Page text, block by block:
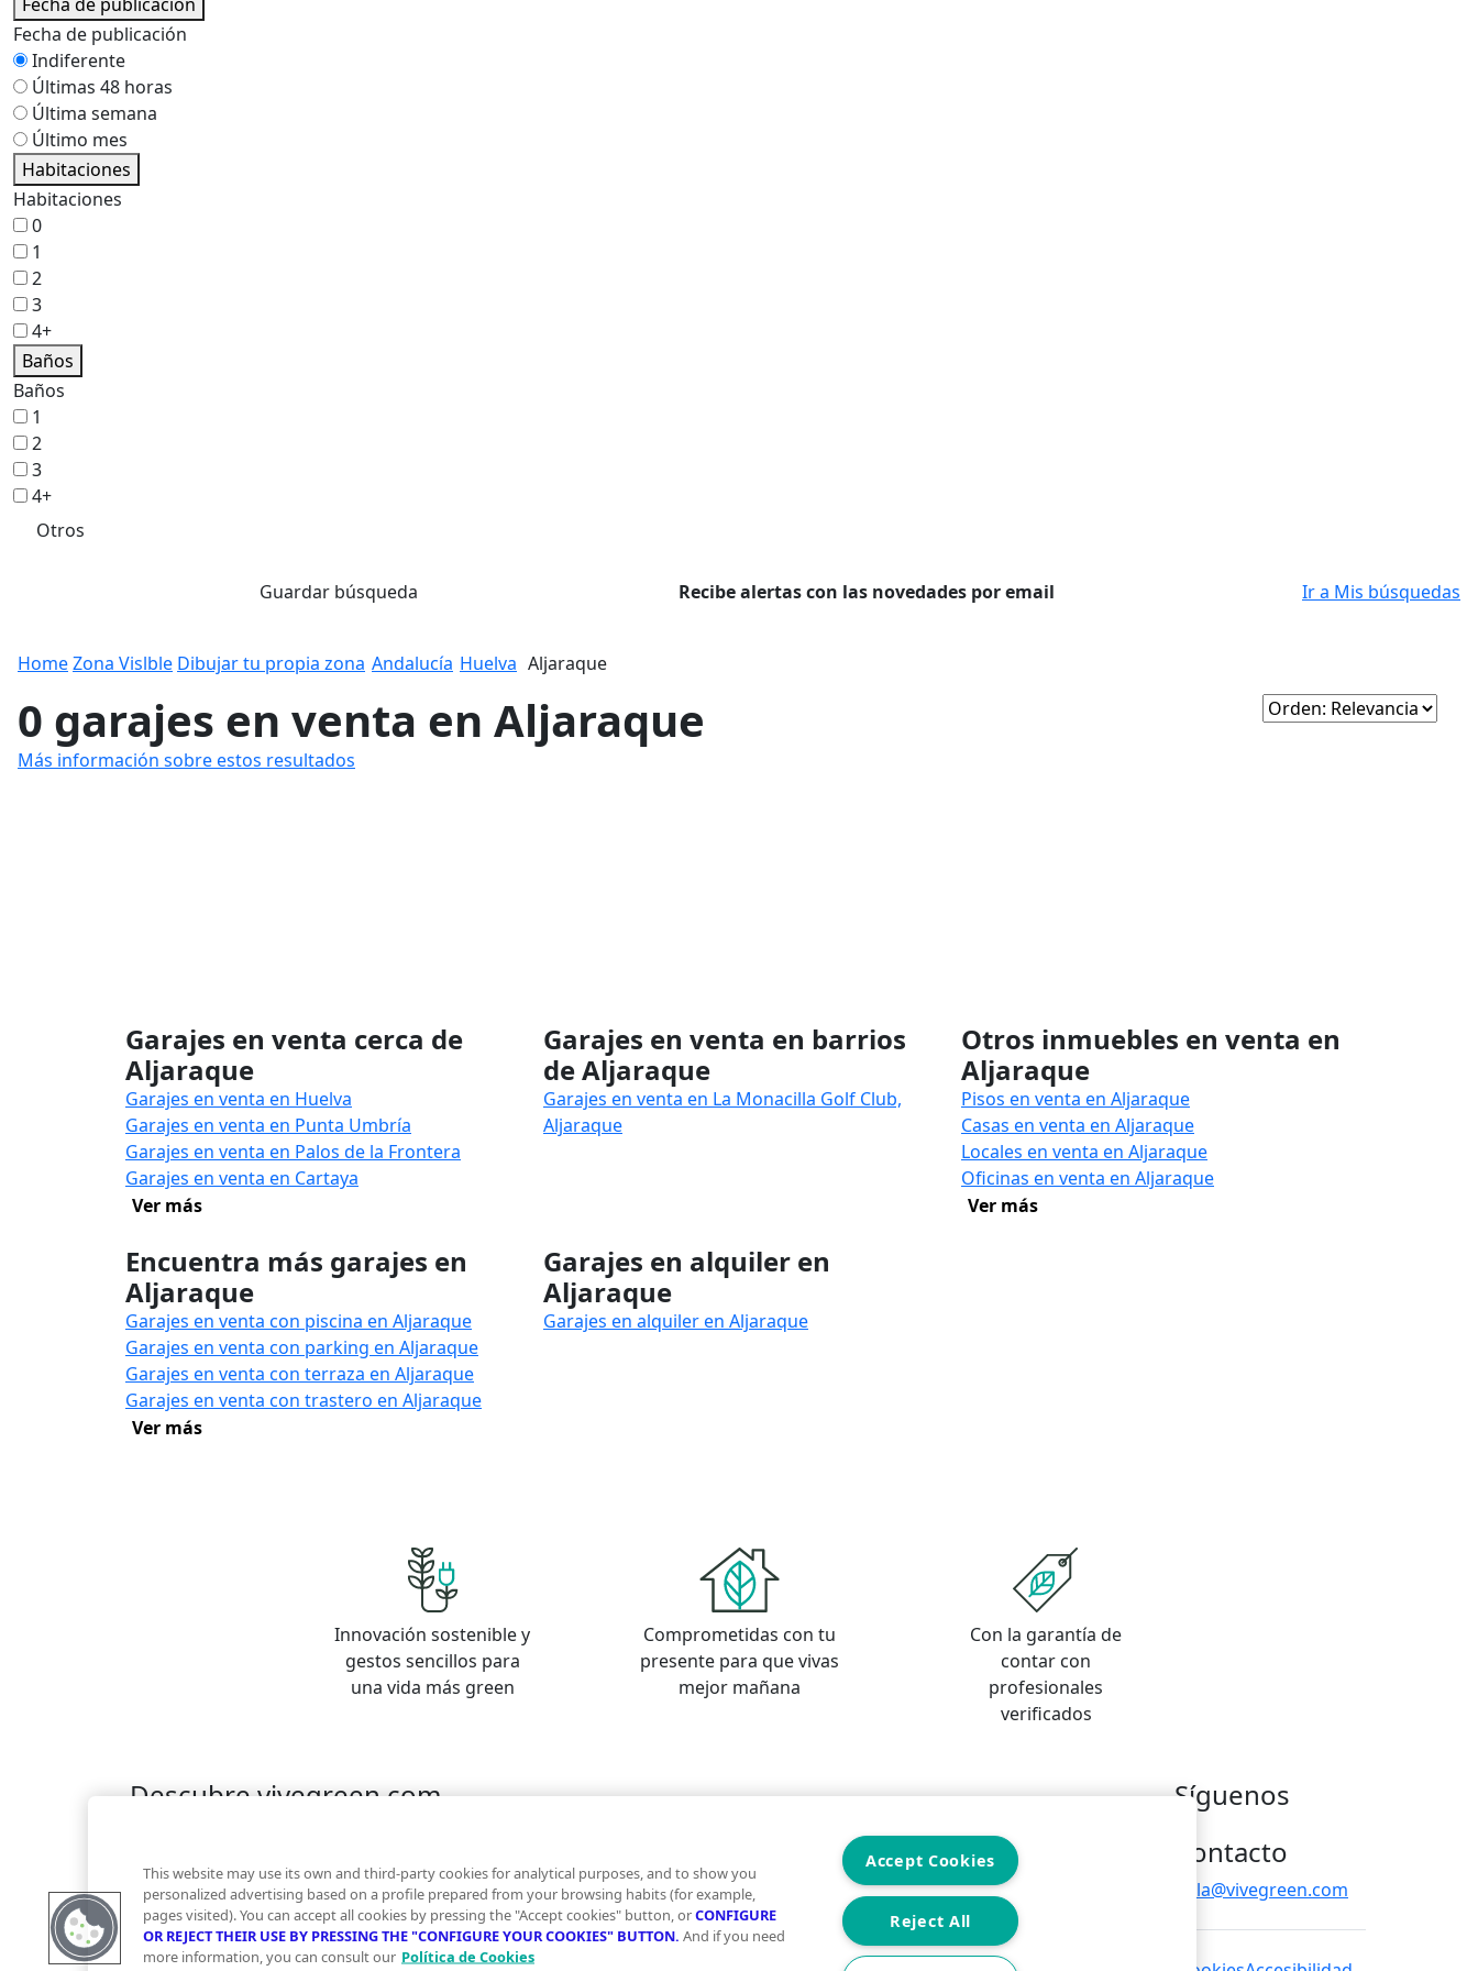
Fecha de publicación
Indiferente
Últimas 48 horas
Última semana
Último mes
Habitaciones
Habitaciones
0
1
2
3
4+
Baños
Baños
1
2
3
4+
Otros
Guardar búsqueda Recibe alertas con las novedades por email Ir a Mis búsquedas
HomeZona Vislble Dibujar tu propia zona Andalucía Huelva Aljaraque
0 garajes en venta en Aljaraque
Más información sobre estos resultados
Garajes en venta cerca de
Aljaraque
Garajes en venta en Huelva
Garajes en venta en Punta Umbría
Garajes en venta en Palos de la Frontera
Garajes en venta en Cartaya
Ver más
Garajes en venta en barrios
de Aljaraque
Garajes en venta en La Monacilla Golf Club,
Aljaraque
Otros inmuebles en venta en
Aljaraque
Pisos en venta en Aljaraque
Casas en venta en Aljaraque
Locales en venta en Aljaraque
Oficinas en venta en Aljaraque
Ver más
Encuentra más garajes en
Aljaraque
Garajes en venta con piscina en Aljaraque
Garajes en venta con parking en Aljaraque
Garajes en venta con terraza en Aljaraque
Garajes en venta con trastero en Aljaraque
Ver más
Garajes en alquiler en
Aljaraque
Garajes en alquiler en Aljaraque
Innovación sostenible y
gestos sencillos para
una vida más green
Comprometidas con tu
presente para que vivas
mejor mañana
Con la garantía de
contar con
profesionales
verificados
Descubre vivegreen.com
Financiación
Síguenos
Contacto
hola@vivegreen.com
This website may use its own and third-party cookies for analytical purposes, and to show you
personalized advertising based on a profile prepared from your browsing habits (for example,
pages visited). You can accept all cookies by pressing the "Accept cookies" button, orCONFIGURE
OR REJECT THEIR USE BY PRESSING THE "CONFIGURE YOUR COOKIES" BUTTON. And if you need
more information, you can consult our Política de Cookies
Accept Cookies
Reject All